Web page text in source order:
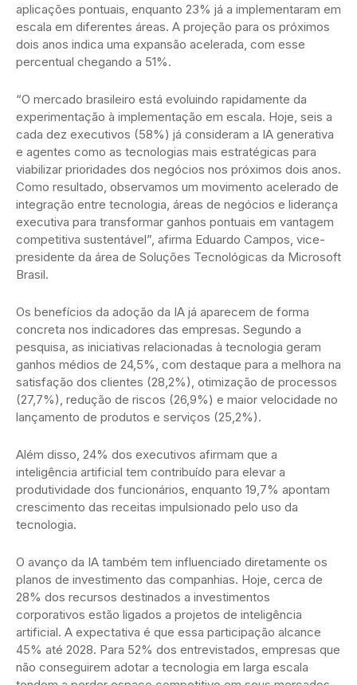
aplicações pontuais, enquanto 23% já a implementaram em
escala em diferentes áreas. A projeção para os próximos
dois anos indica uma expansão acelerada, com esse
percentual chegando a 51%.
“O mercado brasileiro está evoluindo rapidamente da
experimentação à implementação em escala. Hoje, seis a
cada dez executivos (58%) já consideram a IA generativa
e agentes como as tecnologias mais estratégicas para
viabilizar prioridades dos negócios nos próximos dois anos.
Como resultado, observamos um movimento acelerado de
integração entre tecnologia, áreas de negócios e liderança
executiva para transformar ganhos pontuais em vantagem
competitiva sustentável”, afirma Eduardo Campos, vice-
presidente da área de Soluções Tecnológicas da Microsoft
Brasil.
Os benefícios da adoção da IA já aparecem de forma
concreta nos indicadores das empresas. Segundo a
pesquisa, as iniciativas relacionadas à tecnologia geram
ganhos médios de 24,5%, com destaque para a melhora na
satisfação dos clientes (28,2%), otimização de processos
(27,7%), redução de riscos (26,9%) e maior velocidade no
lançamento de produtos e serviços (25,2%).
Além disso, 24% dos executivos afirmam que a
inteligência artificial tem contribuído para elevar a
produtividade dos funcionários, enquanto 19,7% apontam
crescimento das receitas impulsionado pelo uso da
tecnologia.
O avanço da IA também tem influenciado diretamente os
planos de investimento das companhias. Hoje, cerca de
28% dos recursos destinados a investimentos
corporativos estão ligados a projetos de inteligência
artificial. A expectativa é que essa participação alcance
45% até 2028. Para 52% dos entrevistados, empresas que
não conseguirem adotar a tecnologia em larga escala